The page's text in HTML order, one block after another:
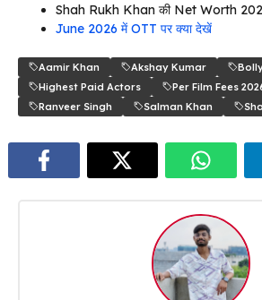
Shah Rukh Khan की Net Worth
June 2026 में OTT पर क्या देखें
Aamir Khan Akshay Kumar
Highest Paid Actors
Per Film Fees
Ranveer Singh
Salman Khan